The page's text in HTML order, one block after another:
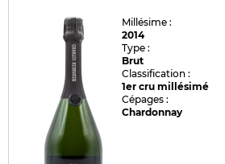
Millésime :
2014
Type :
Brut
Classification :
1er cru millésimé
Cépages :
Chardonnay